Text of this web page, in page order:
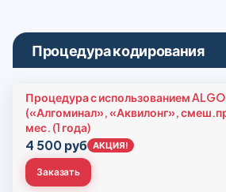
Процедура кодирования
Процедура с использованием
(«Алгоминал», «Аквилонг»,
мес. (1 года)
4 500 руб АКЦИЯ!
Заказать